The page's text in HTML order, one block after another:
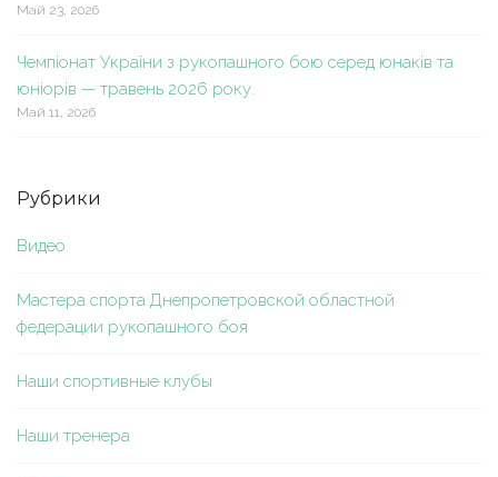
Май 23, 2026
Чемпіонат України з рукопашного бою серед юнаків та
юніорів — травень 2026 року.
Май 11, 2026
Рубрики
Видео
Мастера спорта Днепропетровской областной
федерации рукопашного боя
Наши спортивные клубы
Наши тренера